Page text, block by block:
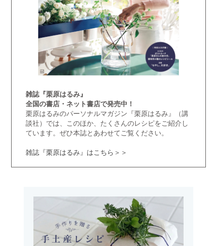
雑誌『栗原はるみ』
全国の書店・ネット書店で発売中！
栗原はるみのパーソナルマガジン『栗原はるみ』（講
談社）では、このほか、たくさんのレシピをご紹介し
ています。ぜひ本誌とあわせてご覧ください。
雑誌『栗原はるみ』はこちら＞＞